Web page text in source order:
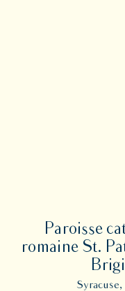
Paroisse
romaine St.